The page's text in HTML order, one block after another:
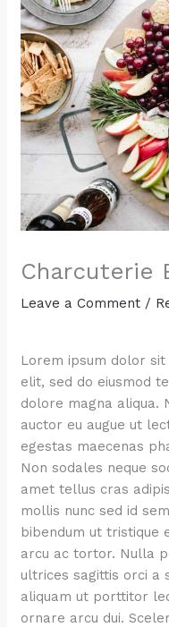
Charcuterie
Leave a Comment /
Lorem ipsum dolor
elit, sed do eiusmod
dolore magna aliqua.
auctor eu augue ut
egestas maecenas
Non sodales neque
amet tellus cras
mollis nunc sed id
bibendum ut tristique
arcu ac tortor. Nulla
ultrices sagittis orci a
aliquam ut porttitor
ornare arcu dui.